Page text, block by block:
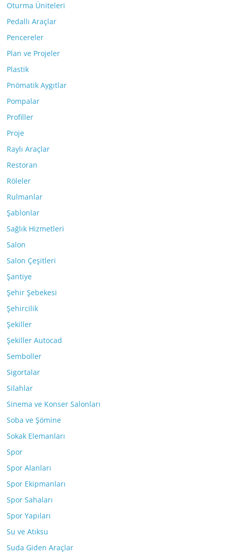
Oturma Üniteleri
Pedallı Araçlar
Pencereler
Plan ve Projeler
Plastik
Pnömatik Aygıtlar
Pompalar
Profiller
Proje
Raylı Araçlar
Restoran
Röleler
Rulmanlar
Şablonlar
Sağlık Hizmetleri
Salon
Salon Çeşitleri
Şantiye
Şehir Şebekesi
Şehircilik
Şekiller
Şekiller Autocad
Semboller
Sigortalar
Silahlar
Sinema ve Konser Salonları
Soba ve Şömine
Sokak Elemanları
Spor
Spor Alanları
Spor Ekipmanları
Spor Sahaları
Spor Yapıları
Su ve Atıksu
Suda Giden Araçlar